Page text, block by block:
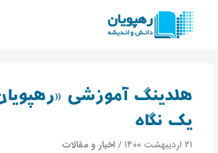
هلدینگ آموزشی
یک نگاه
۲۱ اردیبهشت ۱۴۰۰ / اخبار و مقالات